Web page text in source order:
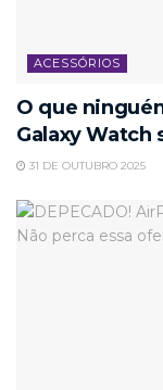
ACESSÓRIOS
O que
Galaxy Watch
31 DE OUTUBRO 2025